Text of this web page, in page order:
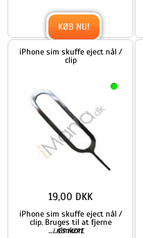
KØB NU!
iPhone sim skuffe eject nål /
clip
iPhone sim skuffe eject nål /
clip. Bruges til at fjerne
simkort
...LÆS MERE
19,00 DKK